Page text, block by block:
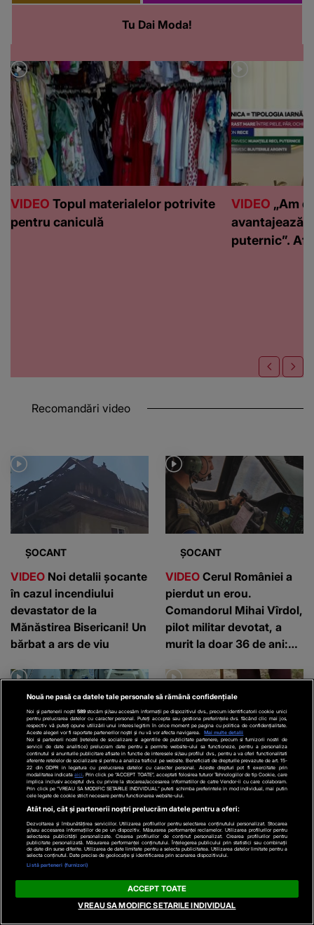
Tu Dai Moda!
VIDEO Topul materialelor potrivite
pentru caniculă
VIDEO „Am
avantajează
puternic”.
Recomandări video
ȘOCANT
VIDEO Noi detalii șocante
în cazul incendiului
devastator de la
Mănăstirea Bisericani! Un
bărbat a ars de viu
ȘOCANT
VIDEO Cerul României a
pierdut un erou.
Comandorul Mihai Vîrdol,
pilot militar devotat, a
murit la doar 36 de ani:
ȘOCANT
VIDEOVacanța la mare a
dus-o în pragul morții. O
tânără de 18 ani din
Craiova, în stare critică
din cauza unei infecții
LIFE
VIDEOJugureni, comuna
care dispare ușor de pe
hartă. Tinerii pleacă, copii
nu se mai nasc și satul se
golește
Nouă ne pasă ca datele tale personale să rămână confidențiale
Noi și partenerii noștri 589stocăm și/sau accesăm informații pe dispozitivul dvs., precum identificatorii cookie unici
pentru prelucrarea datelor cu caracter personal. Puteți accepta sau gestiona preferințele dvs. făcând clic mai jos,
respectiv vă puteți opune utilizării unui interes legitim în orice moment pe pagina cu politica de confidențialitate.
Aceste alegeri vor fi raportate partenerilor noștri și nu vă vor afecta navigarea.
Mai multe detalii
Noi si partenerii nostri (retelele de socializare si agentiile de publicitate partenere, precum si furnizorii nostri de
servicii de date analitice) prelucram date pentru a permite website-ului sa functioneze, pentru a personaliza
continutul si anunturile publicitare afisate in functie de interesele si/sau profilul dvs., pentru a va oferi functionalitati
aferente retelelor de socializare si pentru a analiza traficul pe website. Beneficiati de drepturile prevazute de art. 15-
22 din GDPR in legatura cu prelucrarea datelor cu caracter personal. Aceste drepturi pot fi exercitate prin
modalitatea indicataaici . Prin click pe “ACCEPT TOATE”, acceptati folosirea tuturor Tehnologiilor de tip Cookie, care
implica inclusiv acceptul dvs. cu privire la stocarea/accesarea informatiilor de catre Vendor-ii cu care colaboram.
Prin click pe “VREAU SA MODIFIC SETARILE INDIVIDUAL” puteti schimba preferintele in mod individual, mai putin
cele legate de cookie strict necesare pentru functionarea website-ului.
Atât noi, cât și partenerii noștri prelucrăm datele pentru a oferi:
Dezvoltarea și îmbunătățirea serviciilor. Utilizarea profilurilor pentru selectarea conținutului personalizat. Stocarea
și/sau accesarea informațiilor de pe un dispozitiv. Măsurarea performanței reclamelor. Utilizarea profilurilor pentru
selectarea publicității personalizate. Crearea profilurilor de conținut personalizat. Crearea profilurilor pentru
publicitate personalizată. Măsurarea performanței conținutului. Înțelegerea publicului prin statistici sau combinații
de date din surse diferite. Utilizarea de date limitate pentru a selecta publicitatea. Utilizarea datelor limitate pentru a
selecta conținutul. Date precise de geolocație și identificarea prin scanarea dispozitivului.
Listă parteneri (furnizori)
ACCEPT TOATE
VREAU SA MODIFIC SETARILE INDIVIDUAL